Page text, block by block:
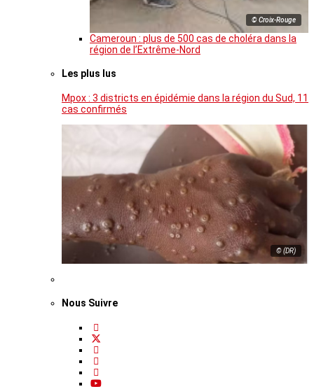
© Croix-Rouge
Cameroun : plus de 500 cas de choléra dans la
région de l’Extrême-Nord
Les plus lus
Mpox : 3 districts en épidémie dans la région du Sud, 11
cas confirmés
© (DR)
Nous Suivre